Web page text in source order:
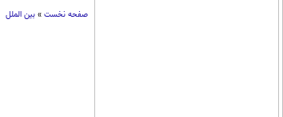
صفحه نخست » بین الملل